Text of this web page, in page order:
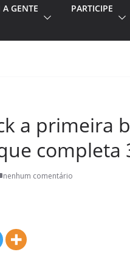
GENTE PARTICIPE
a primeira
completa
nenhum comentário